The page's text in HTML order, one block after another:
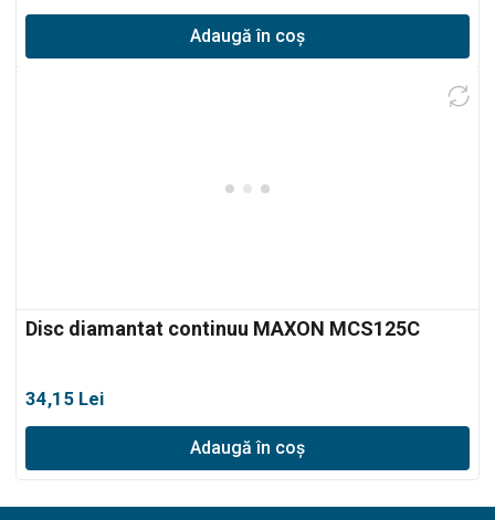
Adaugă în coș
Disc diamantat continuu MAXON MCS125C
34,15 Lei
Adaugă în coș